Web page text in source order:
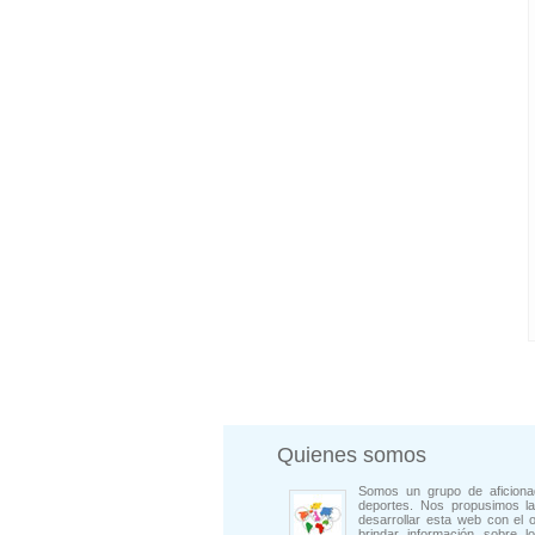
Quienes somos
Somos un grupo de
deportes. Nos propusimos
desarrollar esta web con el